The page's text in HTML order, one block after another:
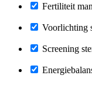
Fertiliteit
Voorlichting
Screening